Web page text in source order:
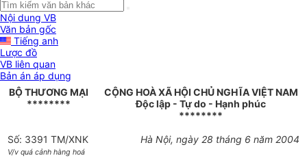
Nội dung VB
Văn bản gốc
Tiếng anh
Lược đồ
VB liên quan
Bản án áp dụng
BỘ THƯƠNG MẠI
********
CỘNG HOÀ XÃ HỘI CHỦ NGHĨA VIỆT NAM
Độc lập - Tự do - Hạnh phúc
********
Số: 3391 TM/XNK
V/v quá cảnh hàng hoá
Hà Nội, ngày 28 tháng 6 năm 2004